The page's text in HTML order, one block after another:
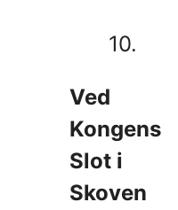
10.
Ved
Kongens
Slot i
Skoven